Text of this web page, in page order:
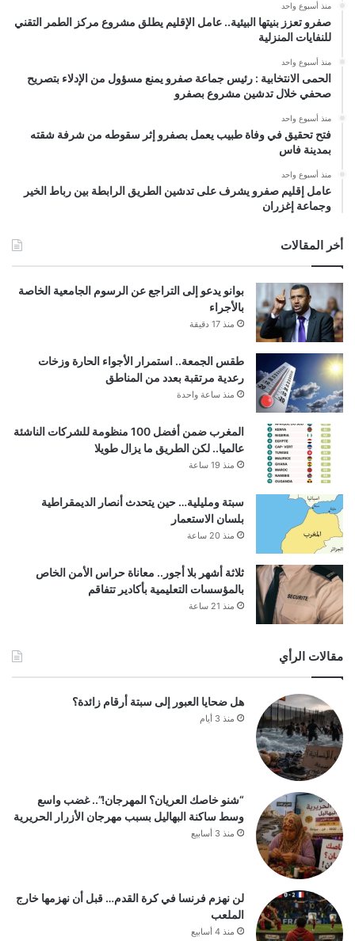
منذ أسبوع واحد
صفرو تعزز بنيتها البيئية.. عامل الإقليم يطلق مشروع مركز الطمر التقني
للنفايات المنزلية
منذ أسبوع واحد
الحمى الانتخابية : رئيس جماعة صفرو يمنع مسؤول من الإدلاء بتصريح
صحفي خلال تدشين مشروع بصفرو
منذ أسبوع واحد
فتح تحقيق في وفاة طبيب يعمل بصفرو إثر سقوطه من شرفة شقته
بمدينة فاس
منذ أسبوع واحد
عامل إقليم صفرو يشرف على تدشين الطريق الرابطة بين رباط الخير
وجماعة إغزران
أخر المقالات
بوانو يدعو إلى التراجع عن الرسوم الجامعية الخاصة
بالأجراء
منذ 17 دقيقة
طقس الجمعة.. استمرار الأجواء الحارة وزخات
رعدية مرتقبة بعدد من المناطق
منذ ساعة واحدة
المغرب ضمن أفضل 100 منظومة للشركات الناشئة
عالميا.. لكن الطريق ما يزال طويلا
منذ 19 ساعة
سبتة ومليلية… حين يتحدث أنصار الديمقراطية
بلسان الاستعمار
منذ 20 ساعة
ثلاثة أشهر بلا أجور.. معاناة حراس الأمن الخاص
بالمؤسسات التعليمية بأكادير تتفاقم
منذ 21 ساعة
مقالات الرأي
هل ضحايا العبور إلى سبتة أرقام زائدة؟
منذ 3 أيام
“شنو خاصك العريان؟ المهرجان!”.. غضب واسع
وسط ساكنة البهاليل بسبب مهرجان الأزرار الحريرية
منذ 3 أسابيع
لن نهزم فرنسا في كرة القدم… قبل أن نهزمها خارج
الملعب
منذ 4 أسابيع